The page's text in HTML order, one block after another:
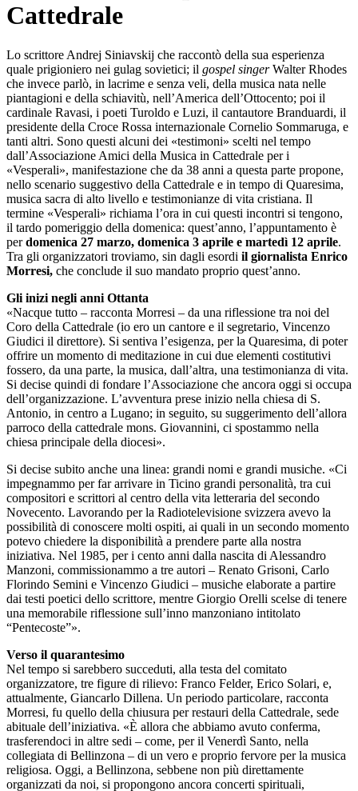
Cattedrale
Lo scrittore Andrej Siniavskij che raccontò della sua esperienza
quale prigioniero nei gulag sovietici; il gospel singerWalter Rhodes
che invece parlò, in lacrime e senza veli, della musica nata nelle
piantagioni e della schiavitù, nell’America dell’Ottocento; poi il
cardinale Ravasi, i poeti Turoldo e Luzi, il cantautore Branduardi, il
presidente della Croce Rossa internazionale Cornelio Sommaruga, e
tanti altri. Sono questi alcuni dei «testimoni» scelti nel tempo
dall’Associazione Amici della Musica in Cattedrale per i
«Vesperali», manifestazione che da 38 anni a questa parte propone,
nello scenario suggestivo della Cattedrale e in tempo di Quaresima,
musica sacra di alto livello e testimonianze di vita cristiana. Il
termine «Vesperali» richiama l’ora in cui questi incontri si tengono,
il tardo pomeriggio della domenica: quest’anno, l’appuntamento è
perdomenica 27 marzo, domenica 3 aprile e martedì 12 aprile.
Tra gli organizzatori troviamo, sin dagli esordi il giornalista Enrico
Morresi, che conclude il suo mandato proprio quest’anno.
Gli inizi negli anni Ottanta
«Nacque tutto – racconta Morresi – da una riflessione tra noi del
Coro della Cattedrale (io ero un cantore e il segretario, Vincenzo
Giudici il direttore). Si sentiva l’esigenza, per la Quaresima, di poter
offrire un momento di meditazione in cui due elementi costitutivi
fossero, da una parte, la musica, dall’altra, una testimonianza di vita.
Si decise quindi di fondare l’Associazione che ancora oggi si occupa
dell’organizzazione. L’avventura prese inizio nella chiesa di S.
Antonio, in centro a Lugano; in seguito, su suggerimento dell’allora
parroco della cattedrale mons. Giovannini, ci spostammo nella
chiesa principale della diocesi».
Si decise subito anche una linea: grandi nomi e grandi musiche. «Ci
impegnammo per far arrivare in Ticino grandi personalità, tra cui
compositori e scrittori al centro della vita letteraria del secondo
Novecento. Lavorando per la Radiotelevisione svizzera avevo la
possibilità di conoscere molti ospiti, ai quali in un secondo momento
potevo chiedere la disponibilità a prendere parte alla nostra
iniziativa. Nel 1985, per i cento anni dalla nascita di Alessandro
Manzoni, commissionammo a tre autori – Renato Grisoni, Carlo
Florindo Semini e Vincenzo Giudici – musiche elaborate a partire
dai testi poetici dello scrittore, mentre Giorgio Orelli scelse di tenere
una memorabile riflessione sull’inno manzoniano intitolato
“Pentecoste”».
Verso il quarantesimo
Nel tempo si sarebbero succeduti, alla testa del comitato
organizzatore, tre figure di rilievo: Franco Felder, Erico Solari, e,
attualmente, Giancarlo Dillena. Un periodo particolare, racconta
Morresi, fu quello della chiusura per restauri della Cattedrale, sede
abituale dell’iniziativa. «È allora che abbiamo avuto conferma,
trasferendoci in altre sedi – come, per il Venerdì Santo, nella
collegiata di Bellinzona – di un vero e proprio fervore per la musica
religiosa. Oggi, a Bellinzona, sebbene non più direttamente
organizzati da noi, si propongono ancora concerti spirituali,